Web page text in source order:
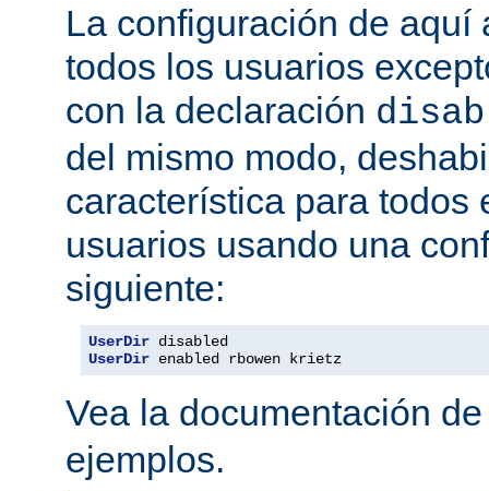
La configuración de aquí
todos los usuarios
con la declaración
del mismo modo,
característica para todos
usuarios usando una
siguiente:
UserDir
UserDir enabled rbowen krietz
Vea la documentación
ejemplos.